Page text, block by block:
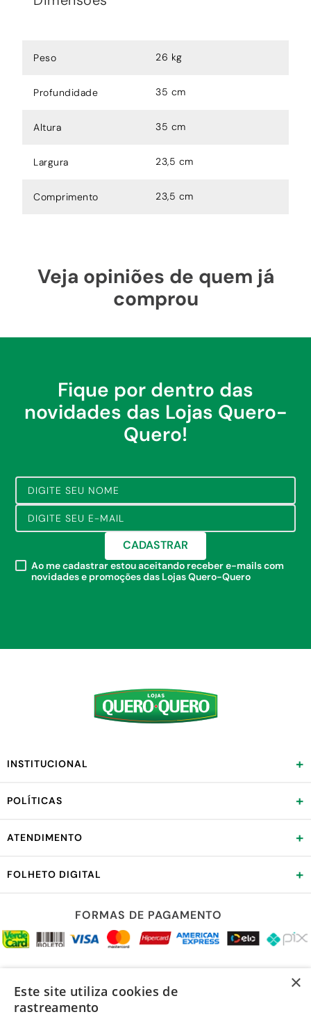
Peso 26 kg
Profundidade 35 cm
Altura 35 cm
Largura 23,5 cm
Comprimento 23,5 cm
Veja opiniões de quem já
comprou
Fique por dentro das
novidades das Lojas Quero-
Quero!
CADASTRAR
Ao me cadastrar estou aceitando receber e-mails com
novidades e promoções das Lojas Quero-Quero
INSTITUCIONAL +
POLÍTICAS +
ATENDIMENTO +
FOLHETO DIGITAL +
FORMAS DE PAGAMENTO
×
Este site utiliza cookies de
rastreamento